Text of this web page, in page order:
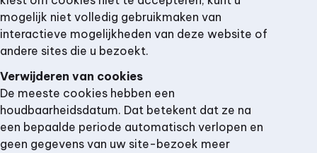
mogelijk niet volledig gebruikmaken van
interactieve mogelijkheden van deze website of
andere sites die u bezoekt.
Verwijderen van cookies
De meeste cookies hebben een
houdbaarheidsdatum. Dat betekent dat ze na
een bepaalde periode automatisch verlopen en
geen gegevens van uw site-bezoek meer